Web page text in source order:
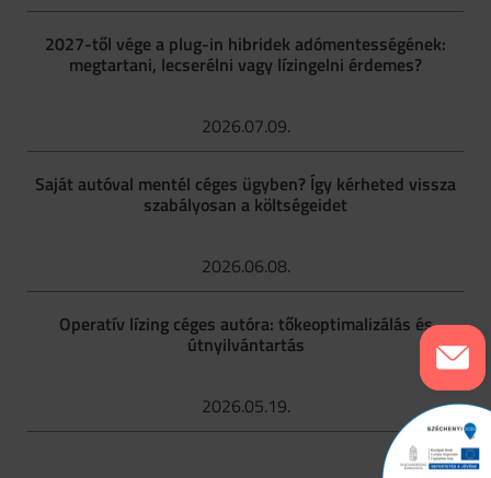
2027-től vége a plug-in hibridek adómentességének:
megtartani, lecserélni vagy lízingelni érdemes?
2026.07.09.
Saját autóval mentél céges ügyben? Így kérheted vissza
szabályosan a költségeidet
2026.06.08.
Operatív lízing céges autóra: tőkeoptimalizálás és
útnyilvántartás
2026.05.19.